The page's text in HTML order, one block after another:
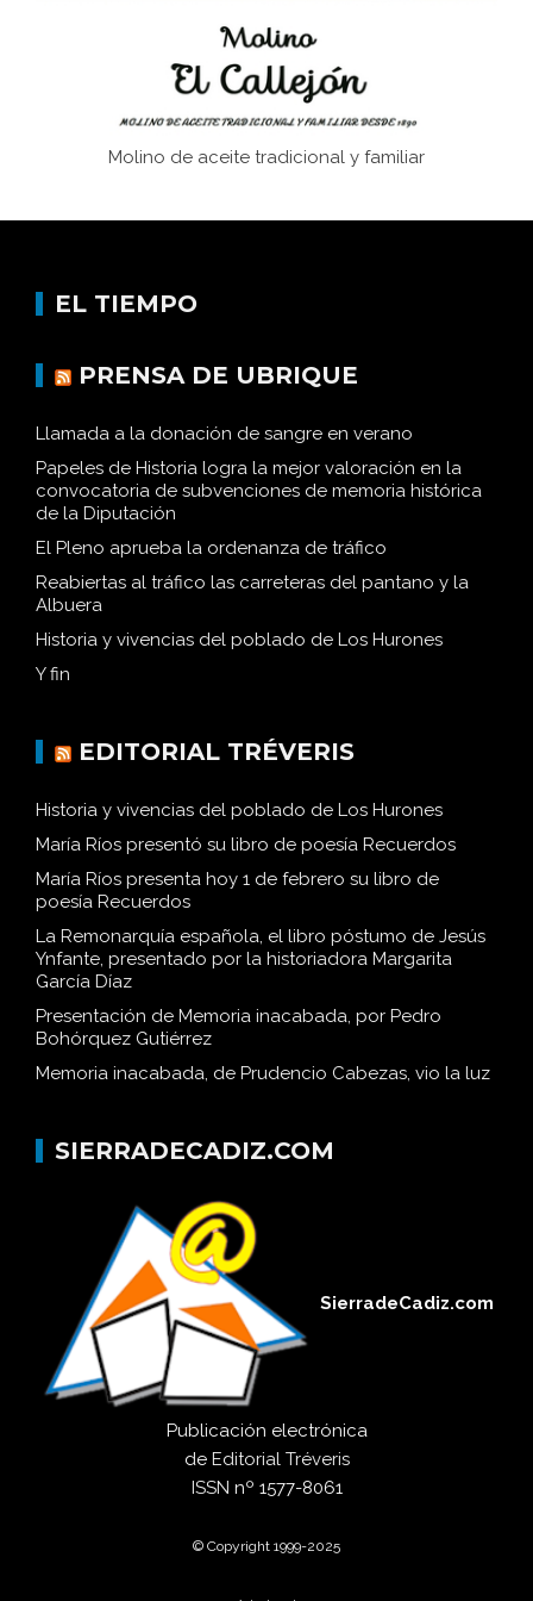
Molino de aceite tradicional y familiar
EL TIEMPO
PRENSA DE UBRIQUE
Llamada a la donación de sangre en verano
Papeles de Historia logra la mejor valoración en la
convocatoria de subvenciones de memoria histórica
de la Diputación
El Pleno aprueba la ordenanza de tráfico
Reabiertas al tráfico las carreteras del pantano y la
Albuera
Historia y vivencias del poblado de Los Hurones
Y fin
EDITORIAL TRÉVERIS
Historia y vivencias del poblado de Los Hurones
María Ríos presentó su libro de poesía Recuerdos
María Ríos presenta hoy 1 de febrero su libro de
poesía Recuerdos
La Remonarquía española, el libro póstumo de Jesús
Ynfante, presentado por la historiadora Margarita
García Díaz
Presentación de Memoria inacabada, por Pedro
Bohórquez Gutiérrez
Memoria inacabada, de Prudencio Cabezas, vio la luz
SIERRADECADIZ.COM
SierradeCadiz.com
Publicación electrónica
de Editorial Tréveris
ISSN nº 1577-8061
© Copyright 1999-2025